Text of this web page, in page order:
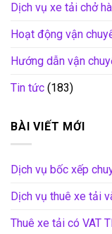
Dịch vụ xe tải chở
Hoạt động vận
Hướng dẫn vận
Tin tức (183)
BÀI VIẾT MỚI
Dịch vụ bốc xếp
Dịch vụ thuê xe tải
Thuê xe tải có VAT